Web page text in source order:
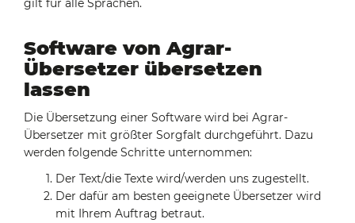
gilt für alle Sprachen.
Software von Agrar-
Übersetzer übersetzen
lassen
Die Übersetzung einer Software wird bei Agrar-
Übersetzer mit größter Sorgfalt durchgeführt. Dazu
werden folgende Schritte unternommen:
Der Text/die Texte wird/werden uns zugestellt.
Der dafür am besten geeignete Übersetzer wird
mit Ihrem Auftrag betraut.